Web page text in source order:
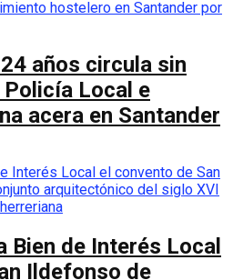
años circula sin
Policía Local e
acera en Santander
Bien de Interés Local
Ildefonso de